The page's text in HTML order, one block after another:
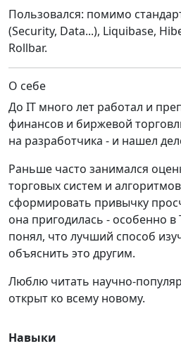
Пользовался: помимо
(Security, Data...), Liquibase,
Rollbar.
О себе
До IT много лет работал и
финансов и биржевой
на разработчика - и нашел
Раньше часто занимался
торговых систем и
сформировать привычку
она пригодилась - особенно в
понял, что лучший способ
объяснить это другим.
Люблю читать научно-
открыт ко всему новому.
Навыки